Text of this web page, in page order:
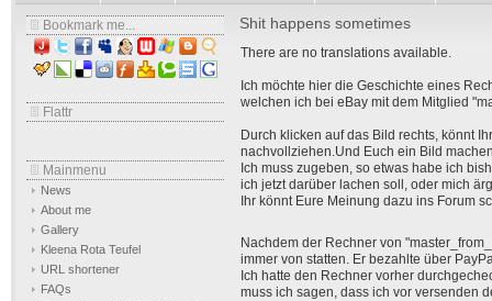
Bookmark me...
Flattr
Mainmenu
News
About me
Gallery
Kleena Rota Teufel
URL shortener
FAQs
Shit happens sometimes
There are no translations available.
Ich möchte hier die Geschichte eines
welchen ich bei eBay mit dem Mitglied
Durch klicken auf das Bild rechts, könnt
nachvollziehen.Und Euch ein Bild
Ich muss zugeben, so etwas habe ich
ich jetzt darüber lachen soll, oder mich
Ihr könnt Eure Meinung dazu ins Forum
Nachdem der Rechner von
immer von statten. Er bezahlte über
Ich hatte den Rechner vorher
muss ich sagen, dass ich vor versenden